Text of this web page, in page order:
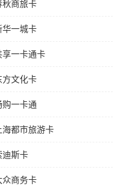
秋商旅卡
华一城卡
享一卡通卡
方文化卡
一卡通
都市旅游卡
迪斯卡
众商务卡